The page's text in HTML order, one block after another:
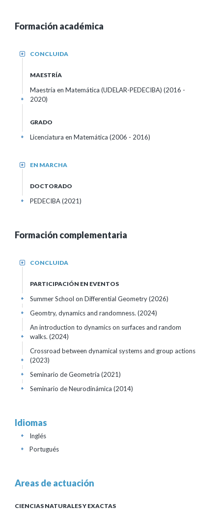
Formación académica
CONCLUIDA
+
MAESTRÍA
Maestría en Matemática (UDELAR-PEDECIBA) (2016 -
2020)
+
GRADO
Licenciatura en Matemática (2006 - 2016)
+
EN MARCHA
+
DOCTORADO
PEDECIBA (2021)
+
Formación complementaria
CONCLUIDA
+
PARTICIPACIÓN EN EVENTOS
Summer School on Differential Geometry(2026)
+
Geomtry, dynamics and randomness. (2024)
+
An introduction to dynamics on surfaces and random
walks. (2024)
+
Crossroad between dynamical systems and group actions
(2023)
+
Seminario de Geometría (2021)
+
Seminario de Neurodinámica (2014)
+
Idiomas
Inglés
+
Portugués
+
Areas de actuación
CIENCIAS NATURALES Y EXACTAS